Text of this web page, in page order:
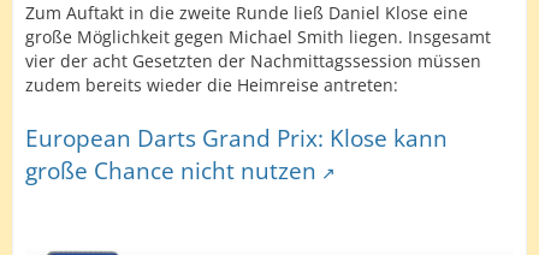
Zum Auftakt in die zweite Runde ließ Daniel Klose eine
große Möglichkeit gegen Michael Smith liegen. Insgesamt
vier der acht Gesetzten der Nachmittagssession müssen
zudem bereits wieder die Heimreise antreten:
European Darts Grand Prix: Klose kann
große Chance nicht nutzen